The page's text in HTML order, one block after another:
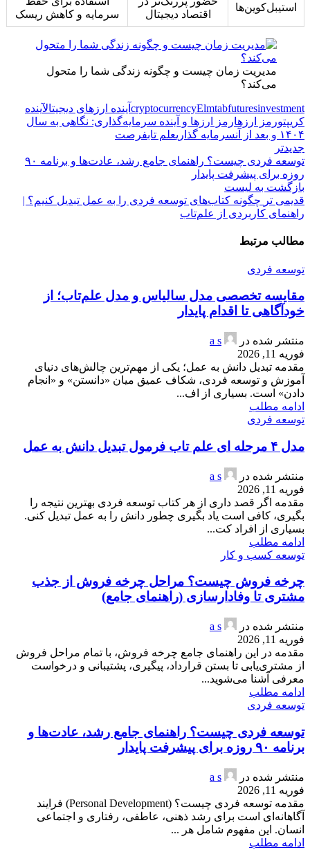
استیبل‌کوین‌ها
اقتصاد دیجیتال
سرمایه و کاهش ریسک
مدیریت زمان چیست و چگونه زندگی شما را متحول
می‌کند؟
cryptocurrencyElmtabfuturesinvestment آینده ارزهای دیجیتالآینده
کریپتورمز ارزهارمز ارزها و آینده سرمایه‌گذاری: نگاهی به سال
۱۴۰۴ و بعد از آن
سرمایه گذاریعلم تابفرصت
جدیدتر
توسعه فردی چیست؟ راهنمای جامع رشد، عادت‌ها و برنامه ۹۰
روزه برای پیشرفت پایدار
بازگشت به لیست
قدیمی تر چگونه کتاب‌های توسعه فردی را به عمل تبدیل کنیم؟ |
راهنمای کاربردی از علم‌تاب
مطالب مرتبط
توسعه فردی
مقایسه تخصصی مدل سالیاس و مدل علم‌تاب؛ از
خودآگاهی تا اقدام پایدار
منتشر شده در
a s
فوریه 11, 2026
مقدمه تبدیل دانش به عمل؛ یکی از مهم‌ترین چالش‌های دنیای
آموزش و توسعه فردی، شکاف عمیق میان «دانستن» و «انجام
دادن» است. بسیاری از اف...
ادامه مطلب
توسعه فردی
مدل ۴ مرحله ای علم تاب فرمول تبدیل دانش به عمل
منتشر شده در
a s
فوریه 11, 2026
مقدمه اگر قصد داری از هر کتاب توسعه فردی بهترین نتیجه را
بگیری، کافی است یاد بگیری چطور دانش را به عمل تبدیل کنی.
بسیاری از افراد کت...
ادامه مطلب
توسعه کسب و کار
چرخه فروش چیست؟ مراحل چرخه فروش از جذب
مشتری تا وفادارسازی (راهنمای جامع)
منتشر شده در
a s
فوریه 11, 2026
مقدمه در این راهنمای جامع چرخه فروش، با تمام مراحل فروش
از مشتری‌یابی تا بستن قرارداد، پیگیری، پشتیبانی و درخواست
معرفی آشنا می‌شوید...
ادامه مطلب
توسعه فردی
توسعه فردی چیست؟ راهنمای جامع رشد، عادت‌ها و
برنامه ۹۰ روزه برای پیشرفت پایدار
منتشر شده در
a s
فوریه 11, 2026
مقدمه توسعه فردی چیست؟ (Personal Development) فرایند
آگاهانه‌ای است برای رشد ذهنی، عاطفی، رفتاری و اجتماعی
انسان. این مفهوم شامل هر ...
ادامه مطلب